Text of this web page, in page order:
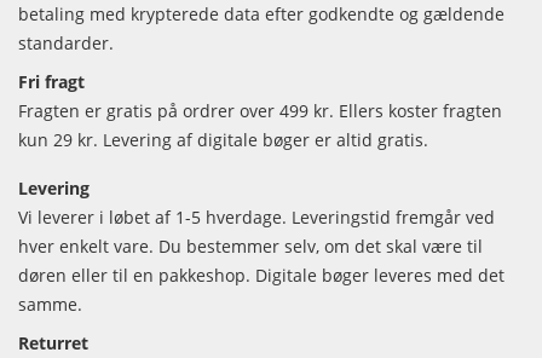
betaling med krypterede data efter godkendte og gældende
standarder.
Fri fragt
Fragten er gratis på ordrer over 499 kr. Ellers koster fragten
kun 29 kr. Levering af digitale bøger er altid gratis.
Levering
Vi leverer i løbet af 1-5 hverdage. Leveringstid fremgår ved
hver enkelt vare. Du bestemmer selv, om det skal være til
døren eller til en pakkeshop. Digitale bøger leveres med det
samme.
Returret